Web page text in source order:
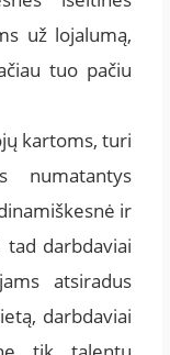
už lojalumą,
tuo pačiu
kartoms, turi
numatantys
ir
darbdaviai
atsiradus
darbdaviai